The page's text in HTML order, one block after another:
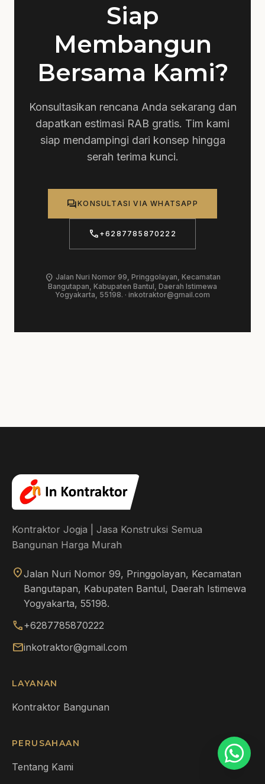
Siap
Membangun
Bersama Kami?
Konsultasikan rencana Anda sekarang dan
dapatkan estimasi RAB gratis. Tim kami
siap mendampingi dari konsep hingga
serah terima kunci.
forumKONSULTASI VIA WHATSAPP
call +6287785870222
location_on Jalan Nuri Nomor 99, Pringgolayan, Kecamatan
Bangutapan, Kabupaten Bantul, Daerah Istimewa
Yogyakarta, 55198. · inkotraktor@gmail.com
Kontraktor Jogja | Jasa Konstruksi Semua
Bangunan Harga Murah
location_onJalan Nuri Nomor 99, Pringgolayan, Kecamatan
Bangutapan, Kabupaten Bantul, Daerah Istimewa
Yogyakarta, 55198.
call+6287785870222
mailinkotraktor@gmail.com
LAYANAN
Kontraktor Bangunan
PERUSAHAAN
Tentang Kami